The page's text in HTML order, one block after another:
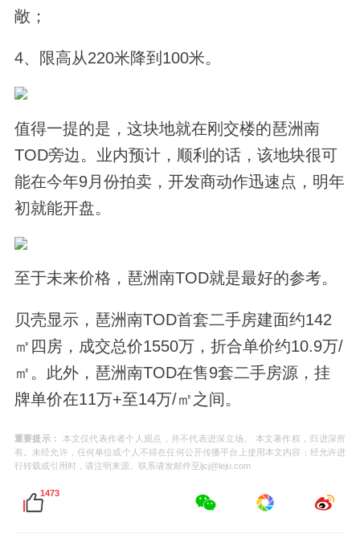
敞；
4、限高从220米降到100米。
值得一提的是，这块地就在刚交楼的琶洲南
TOD旁边。业内预计，顺利的话，该地块很可
能在今年9月份拍卖，开发商动作迅速点，明年
初就能开盘。
至于未来价格，琶洲南TOD就是最好的参考。
贝壳显示，琶洲南TOD首套二手房建面约142
㎡四房，成交总价1550万，折合单价约10.9万/
㎡。此外，琶洲南TOD在售9套二手房源，挂
牌单价在11万+至14万/㎡之间。
重要提示：
本文仅代表作者个人观点，并不代表进深立场。 本文著作权，归进深所
有。未经允许，任何单位或个人不得在任何公开传播平台上使用本文内容；经允许进
行转载或引用时，请注明来源。联系请发邮件至ljcj@leju.com
1473